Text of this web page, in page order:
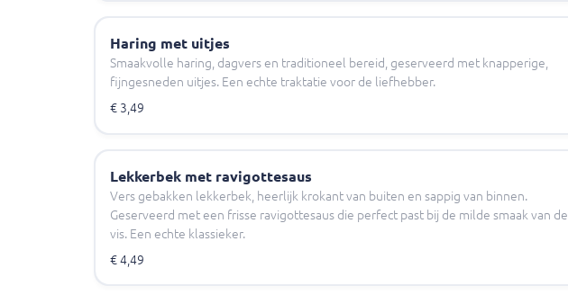
Haring met uitjes
Smaakvolle haring, dagvers en traditioneel bereid, geserveerd met knapperige,
fijngesneden uitjes. Een echte traktatie voor de liefhebber.
€ 3,49
Lekkerbek met ravigottesaus
Vers gebakken lekkerbek, heerlijk krokant van buiten en sappig van binnen.
Geserveerd met een frisse ravigottesaus die perfect past bij de milde smaak van de
vis. Een echte klassieker.
€ 4,49